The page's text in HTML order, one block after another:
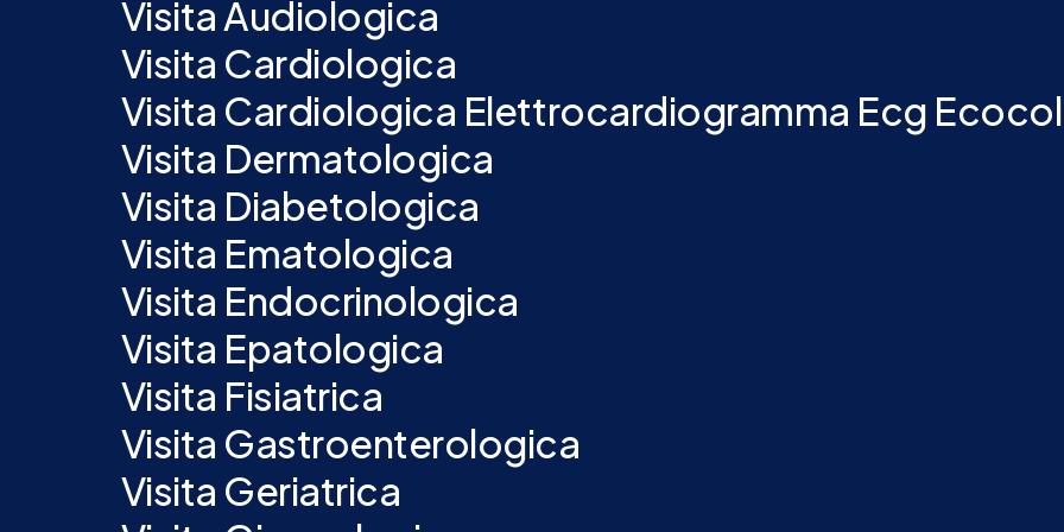
Visita Audiologica
Visita Cardiologica
Visita Cardiologica Elettrocardiogramma Ecg
Visita Dermatologica
Visita Diabetologica
Visita Ematologica
Visita Endocrinologica
Visita Epatologica
Visita Fisiatrica
Visita Gastroenterologica
Visita Geriatrica